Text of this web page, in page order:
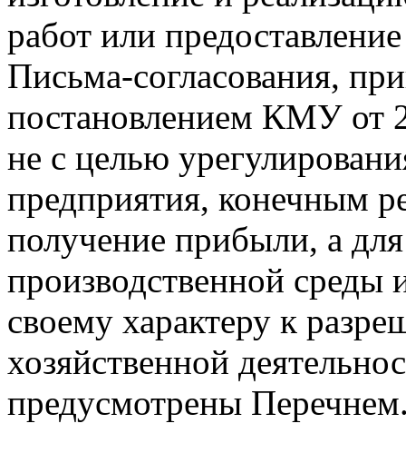
работ или
Письма-согласования,
постановлением КМУ от
не с целью
предприятия, конечным
получение прибыли, а
производственной среды
своему характеру к
хозяйственной
предусмотрены